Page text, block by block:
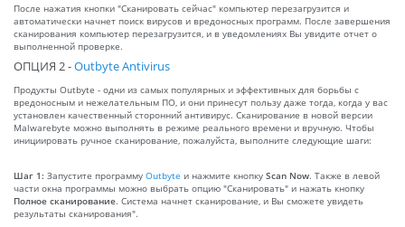
После нажатия кнопки "Сканировать сейчас" компьютер перезагрузится и
автоматически начнет поиск вирусов и вредоносных программ. После завершения
сканирования компьютер перезагрузится, и в уведомлениях Вы увидите отчет о
выполненной проверке.
ОПЦИЯ 2 -Outbyte Antivirus
Продукты Outbyte - одни из самых популярных и эффективных для борьбы с
вредоносным и нежелательным ПО, и они принесут пользу даже тогда, когда у вас
установлен качественный сторонний антивирус. Сканирование в новой версии
Malwarebyte можно выполнять в режиме реального времени и вручную. Чтобы
инициировать ручное сканирование, пожалуйста, выполните следующие шаги:
Шаг 1: Запустите программу Outbyte и нажмите кнопку Scan Now. Также в левой
части окна программы можно выбрать опцию "Сканировать" и нажать кнопку
Полное сканирование. Система начнет сканирование, и Вы сможете увидеть
результаты сканирования".